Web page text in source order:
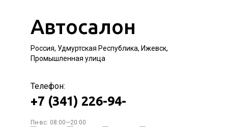
Автосалон
Россия, Удмуртская Республика, Ижевск,
Промышленная улица
Телефон:
+7 (341) 226-94-
Пн-вс: 08:00—20:00